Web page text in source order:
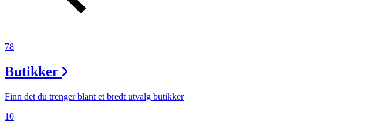
Søk
78
Butikker
Finn det du trenger blant et bredt utvalg butikker
10